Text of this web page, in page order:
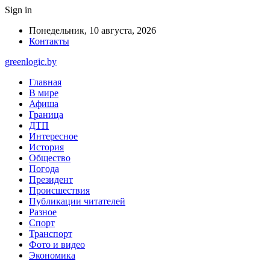
Sign in
Понедельник, 10 августа, 2026
Контакты
greenlogic.by
Главная
В мире
Афиша
Граница
ДТП
Интересное
История
Общество
Погода
Президент
Происшествия
Публикации читателей
Разное
Спорт
Транспорт
Фото и видео
Экономика